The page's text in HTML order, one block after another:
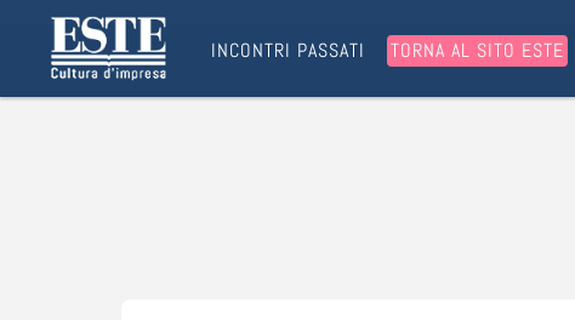
INCONTRI PASSATI TORNA AL SITO ESTE